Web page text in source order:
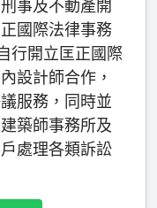
事及不動產開
國際法律事務
行開立匡正國際
設計師合作，
服務，同時並
築師事務所及
處理各類訴訟